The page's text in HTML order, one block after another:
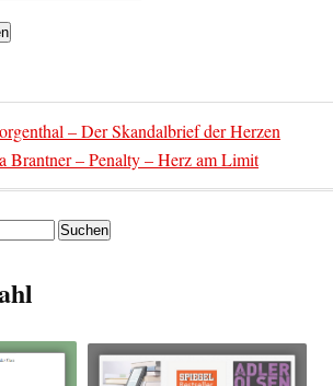
– Der Skandalbrief der Herzen
Brantner – Penalty – Herz am Limit